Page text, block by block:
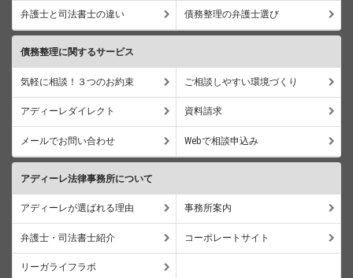
弁護士と司法書士の違い 債務整理の弁護士選び
債務整理に関するサービス
気軽に相談！３つのお約束 ご相談しやすい環境づくり
アディーレダイレクト 資料請求
メールでお問い合わせ Webで相談申込み
アディーレ法律事務所について
アディーレが選ばれる理由 事務所案内
弁護士・司法書士紹介 コーポレートサイト
リーガライフラボ